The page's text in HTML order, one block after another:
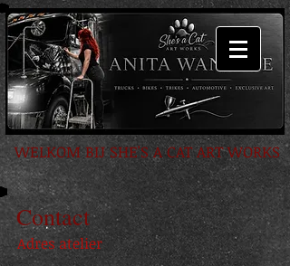
WELKOM BIJ SHE'S A CAT ART WORKS
Contact
Adres atelier